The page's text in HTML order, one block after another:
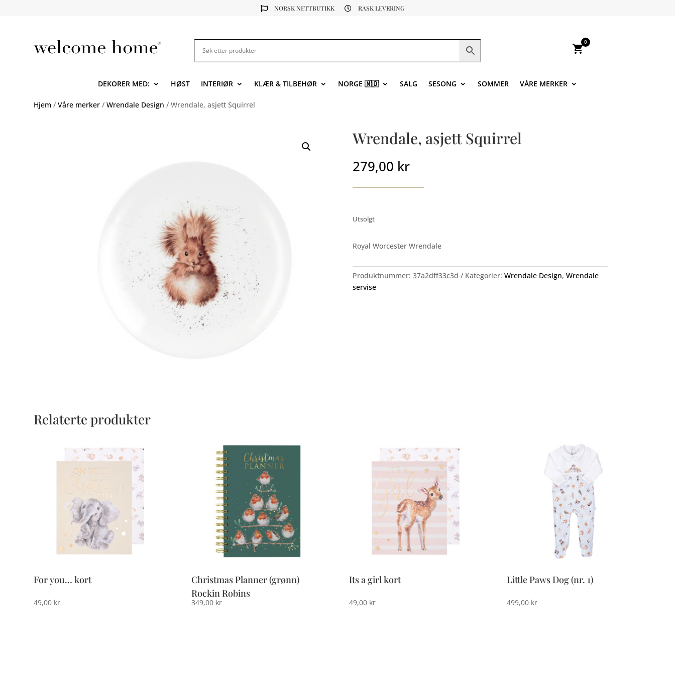
 NORSK NETTBUTIKK  RASK LEVERING
shopping_cart
0
DEKORER MED: HØST INTERIØR KLÆR & TILBEHØR NORGE 🇳🇴 SALG SESONG SOMMER VÅRE MERKER
Hjem /Våre merker /Wrendale Design / Wrendale, asjett Squirrel
Wrendale, asjett Squirrel
279,00 kr
Utsolgt
Royal Worcester Wrendale
Produktnummer: 37a2dff33c3d Kategorier: Wrendale Design, Wrendale
servise
Relaterte produkter
For you… kort
49,00 kr
Christmas Planner (grønn)
Rockin Robins
349,00 kr
Its a girl kort
49,00 kr
Little Paws Dog (nr. 1)
499,00 kr